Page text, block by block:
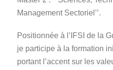
Management Sectoriel’’.
Positionnée à l’IFSI de la
je participe à la formation
portant l’accent sur les